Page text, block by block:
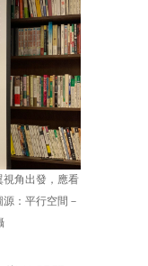
視角出發，應看
：平行空間－